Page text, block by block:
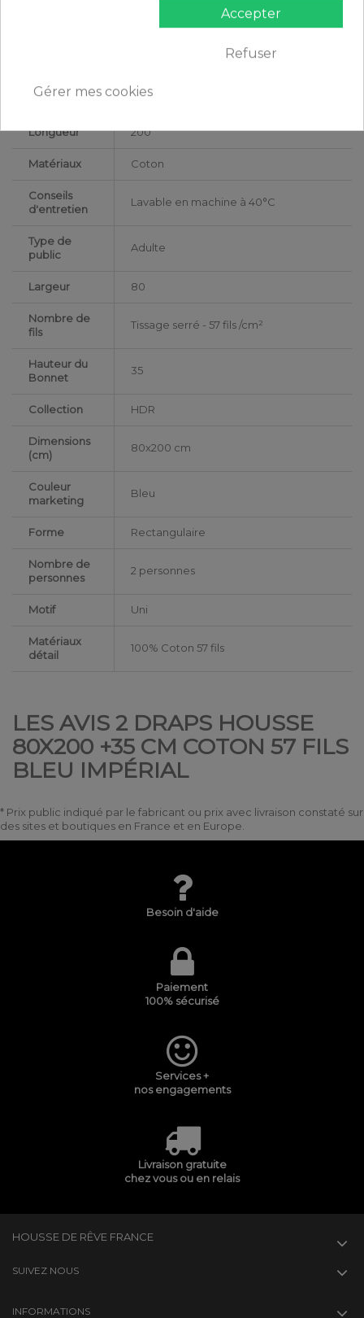
1 2 draps housse 80x200 cm + bonnet 35
DESCRIPTIF TECHNIQUE
Certification Oeko-Tex®
Longueur 200
Matériaux Coton
Conseils
d'entretien
Lavable en machine à 40°C
Type de
public
Adulte
Largeur 80
Nombre de
fils
Tissage serré - 57 fils /cm²
Hauteur du
Bonnet
35
Collection HDR
Dimensions
(cm)
80x200 cm
Couleur
marketing
Bleu
Forme Rectangulaire
Nombre de
personnes
2 personnes
Motif Uni
Matériaux
détail
100% Coton 57 fils
LES AVIS 2 DRAPS HOUSSE
80X200 +35 CM COTON 57 FILS
BLEU IMPÉRIAL
* Prix public indiqué par le fabricant ou prix avec livraison constaté sur
des sites et boutiques en France et en Europe.
Besoin d'aide
Paiement
100% sécurisé
Services +
nos engagements
Livraison gratuite
chez vous ou en relais
HOUSSE DE RÊVE FRANCE
SUIVEZ NOUS
INFORMATIONS
Accepter
Refuser
Gérer mes cookies